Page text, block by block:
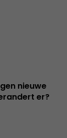
nieuwe
er?